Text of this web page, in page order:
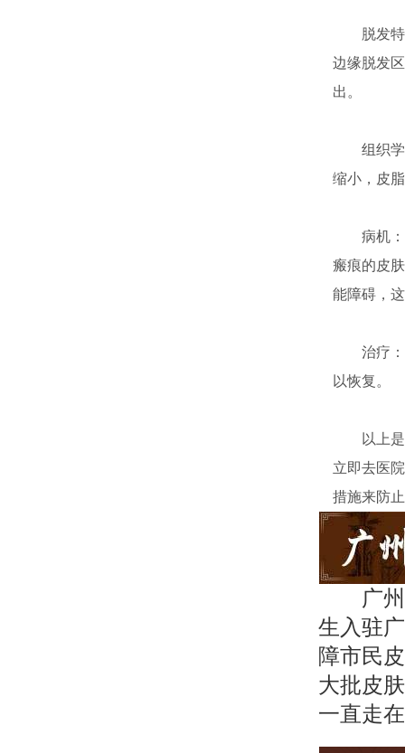
脱发特点
边缘脱发
出。
组织学：
缩小，皮
病机：斑
瘢痕的皮
能障碍，
治疗：对
以恢复。
以上是向
立即去医
措施来防
广
生入驻
障市民
大批皮
一直走